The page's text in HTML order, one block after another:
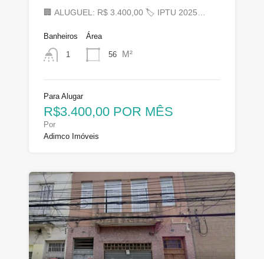
🏢 ALUGUEL: R$ 3.400,00 🏷 IPTU 2025…
Banheiros
1
Área
56 M²
Para Alugar
R$3.400,00 POR MÊS
Por
Adimco Imóveis